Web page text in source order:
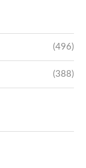
(496)
(388)